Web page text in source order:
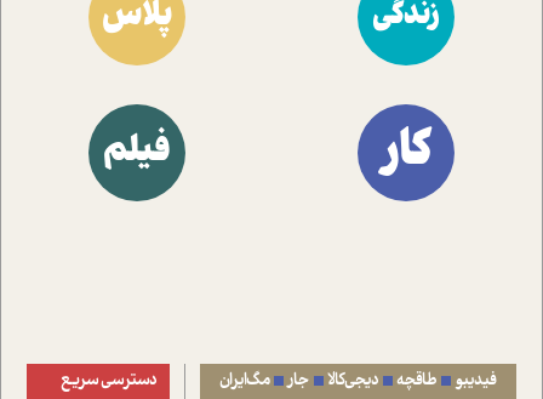
زندگی پلاس
کار فیلم
فیدیبو طاقچه دیجی‌کالا جار مگ‌ایران دسترسی سریع